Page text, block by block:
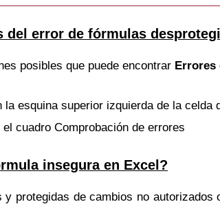
del error de fórmulas
posibles que puede encontrar Errores
esquina superior izquierda de la celda
cuadro Comprobación de errores
insegura en Excel?
y protegidas de cambios no